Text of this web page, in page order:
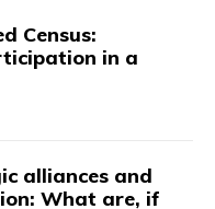
Census:
in a
alliances and
What are, if